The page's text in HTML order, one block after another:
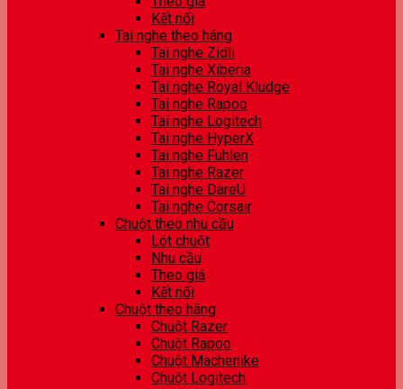
Kết nối
Tai nghe theo hãng
Tai nghe Zidli
Tai nghe Xiberia
Tai nghe Royal Kludge
Tai nghe Rapoo
Tai nghe Logitech
Tai nghe HyperX
Tai nghe Fuhlen
Tai nghe Razer
Tai nghe DareU
Tai nghe Corsair
Chuột theo nhu cầu
Lót chuột
Nhu cầu
Theo giá
Kết nối
Chuột theo hãng
Chuột Razer
Chuột Rapoo
Chuột Machenike
Chuột Logitech